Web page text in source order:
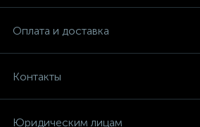
Оплата и доставка
Контакты
Юридическим лицам